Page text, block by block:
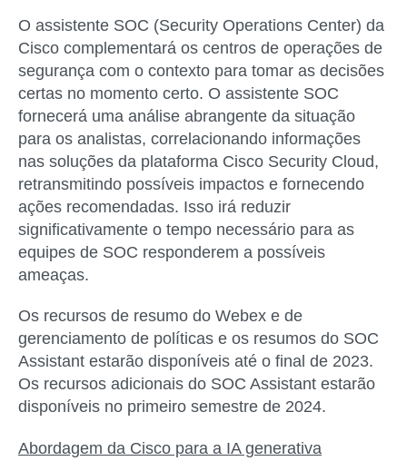
O assistente SOC (Security Operations Center) da
Cisco complementará os centros de operações de
segurança com o contexto para tomar as decisões
certas no momento certo. O assistente SOC
fornecerá uma análise abrangente da situação
para os analistas, correlacionando informações
nas soluções da plataforma Cisco Security Cloud,
retransmitindo possíveis impactos e fornecendo
ações recomendadas. Isso irá reduzir
significativamente o tempo necessário para as
equipes de SOC responderem a possíveis
ameaças.
Os recursos de resumo do Webex e de
gerenciamento de políticas e os resumos do SOC
Assistant estarão disponíveis até o final de 2023.
Os recursos adicionais do SOC Assistant estarão
disponíveis no primeiro semestre de 2024.
Abordagem da Cisco para a IA generativa